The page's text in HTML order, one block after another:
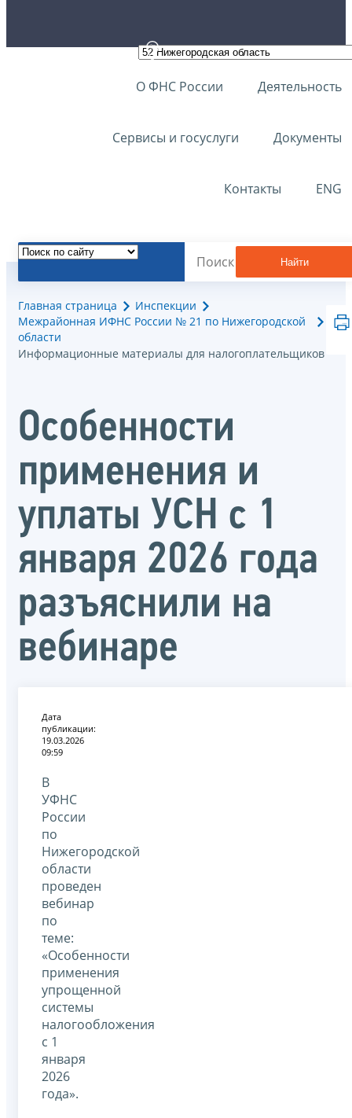
О ФНС России Деятельность
Сервисы и госуслуги Документы
Контакты ENG
Найти
Главная страница
Инспекции
Межрайонная ИФНС России № 21 по Нижегородской
области
Информационные материалы для налогоплательщиков
Особенности
применения и
уплаты УСН с 1
января 2026 года
разъяснили на
вебинаре
Дата
публикации:
19.03.2026
09:59
В
УФНС
России
по
Нижегородской
области
проведен
вебинар
по
теме:
«Особенности
применения
упрощенной
системы
налогообложения
с 1
января
2026
года».